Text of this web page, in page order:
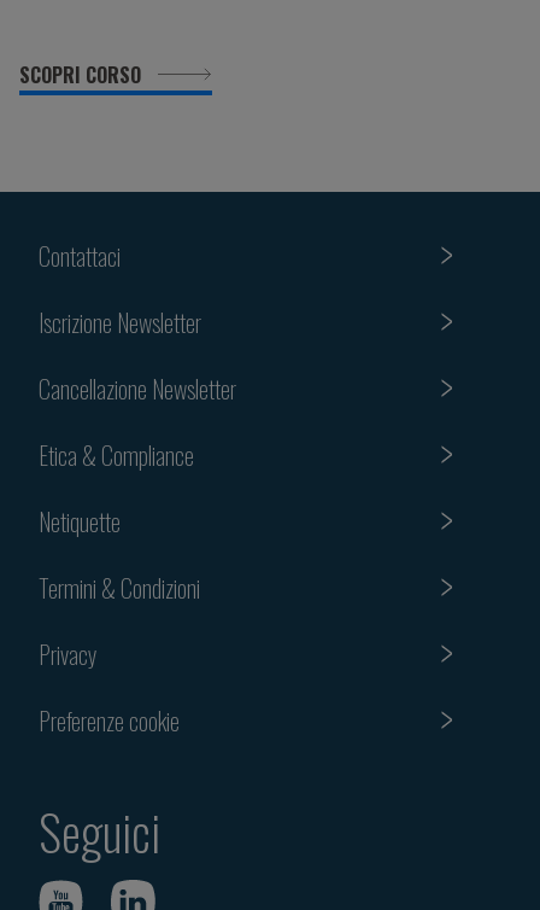
SCOPRI CORSO
Contattaci
Iscrizione Newsletter
Cancellazione Newsletter
Etica & Compliance
Netiquette
Termini & Condizioni
Privacy
Preferenze cookie
Seguici